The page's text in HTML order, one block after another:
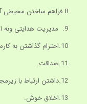
8.فراهم ساختن محیطی آرام.
9. مدیریت هدایتی ونه استبدادی وپادگانی.
10.احترام گذاشتن به کارمندان.
11.صداقت.
12.داشتن ارتباط با زیرمجموعه.
13.اخلاق خوش.